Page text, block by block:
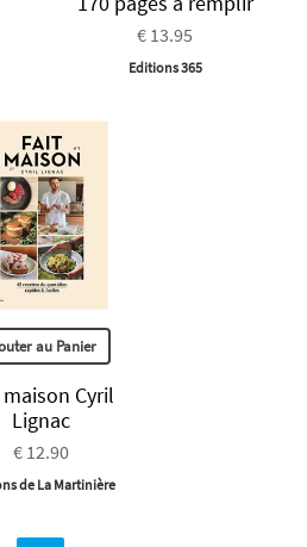
€ 13.95
Editions 365
au Panier
maison Cyril
Lignac
€ 12.90
de La Martinière